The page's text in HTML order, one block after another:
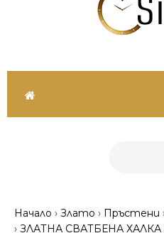
Начало Злато Пръстени
ЗЛАТНА СВАТБЕНА ХАЛКА